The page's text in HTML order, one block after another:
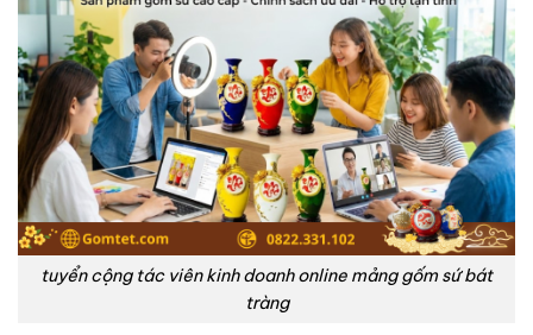
tuyển cộng tác viên kinh doanh online mảng gốm sứ bát
tràng